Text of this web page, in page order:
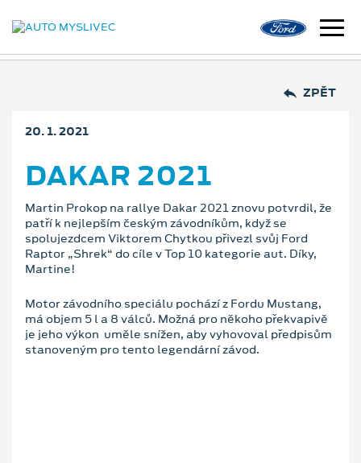
ZPĚT
20. 1. 2021
DAKAR 2021
Martin Prokop na rallye Dakar 2021 znovu potvrdil, že
patří k nejlepším českým závodníkům, když se
spolujezdcem Viktorem Chytkou přivezl svůj Ford
Raptor „Shrek“ do cíle v Top 10 kategorie aut. Díky,
Martine!
Motor závodního speciálu pochází z Fordu Mustang,
má objem 5 l a 8 válců. Možná pro někoho překvapivě
je jeho výkon uměle snížen, aby vyhovoval předpisům
stanoveným pro tento legendární závod.